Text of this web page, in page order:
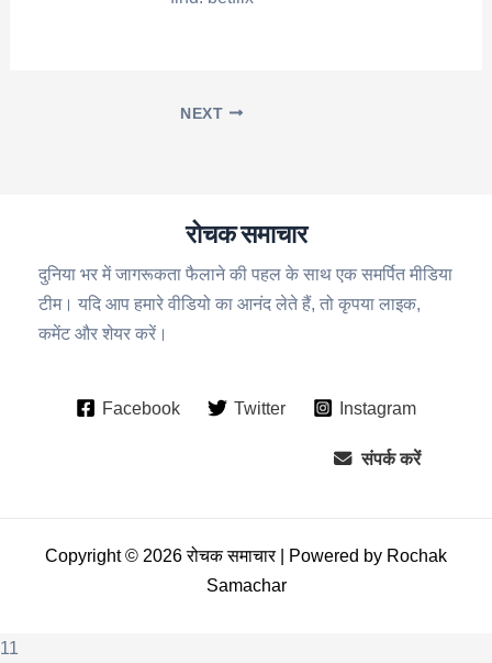
NEXT
रोचक समाचार
दुनिया भर में जागरूकता फैलाने की पहल के साथ एक समर्पित मीडिया
टीम। यदि आप हमारे वीडियो का आनंद लेते हैं, तो कृपया लाइक,
कमेंट और शेयर करें।
Facebook Twitter Instagram
संपर्क करें
Copyright © 2026 रोचक समाचार | Powered by Rochak
Samachar
11